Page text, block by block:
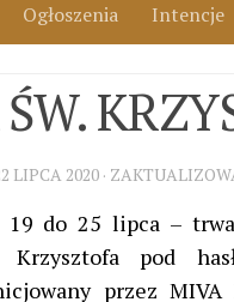
Ogłoszenia Intencje
LIPCA 2020 ·
19 do 25 lipca –
Krzysztofa pod
przez